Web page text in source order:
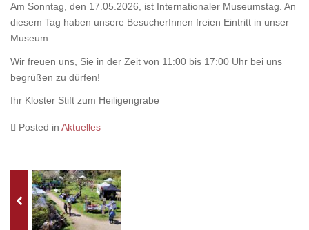
Am Sonntag, den 17.05.2026, ist Internationaler Museumstag. An
diesem Tag haben unsere BesucherInnen freien Eintritt in unser
Museum.
Wir freuen uns, Sie in der Zeit von 11:00 bis 17:00 Uhr bei uns
begrüßen zu dürfen!
Ihr Kloster Stift zum Heiligengrabe
Posted in Aktuelles